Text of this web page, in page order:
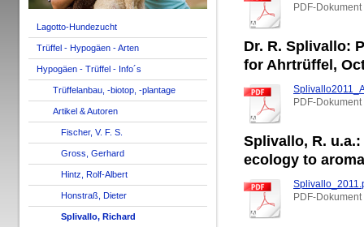
Lagotto-Hundezucht
Trüffel - Hypogäen - Arten
Hypogäen - Trüffel - Info´s
Trüffelanbau, -biotop, -plantage
Artikel & Autoren
Fischer, V. F. S.
Gross, Gerhard
Hintz, Rolf-Albert
Honstraß, Dieter
Splivallo, Richard
PDF-Dokument
Dr. R. Splivallo:
for Ahrtrüffel,
PDF-
Splivallo, R.
ecology to
PDF-